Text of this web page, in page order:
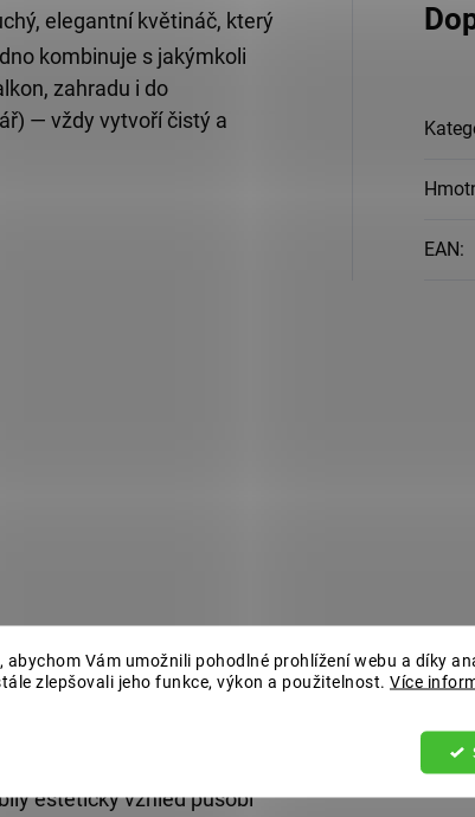
abychom Vám umožnili pohodlné prohlížení webu a díky
zlepšovali jeho funkce, výkon a použitelnost. Více
elegantní květináč, který
kombinuje s jakýmkoli
zahradu i do
— vždy vytvoří čistý a
prostor a zvýrazní barvy
až po větší solitéry
přesun i údržbu.
estetický vzhled působí
EAN: